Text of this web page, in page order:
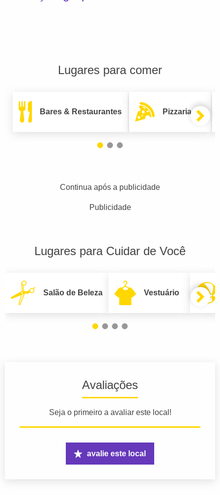
Lugares para comer
Bares & Restaurantes Pizzarias
Continua após a publicidade
Publicidade
Lugares para Cuidar de Você
Salão de Beleza Vestuário
Avaliações
Seja o primeiro a avaliar este local!
avalie este local